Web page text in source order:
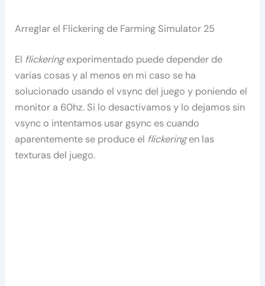
Arreglar el Flickering de Farming Simulator 25
El flickeringexperimentado puede depender de
varias cosas y al menos en mi caso se ha
solucionado usando el vsync del juego y poniendo el
monitor a 60hz. Si lo desactivamos y lo dejamos sin
vsync o intentamos usar gsync es cuando
aparentemente se produce el flickeringen las
texturas del juego.